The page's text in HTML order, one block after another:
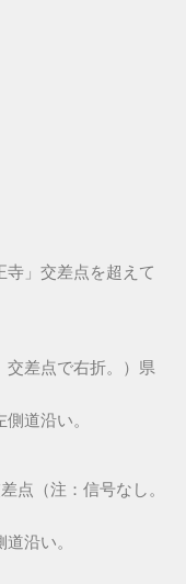
」交差点を超えて
交差点で右折。）県
道沿い。
（注：信号なし。
沿い。